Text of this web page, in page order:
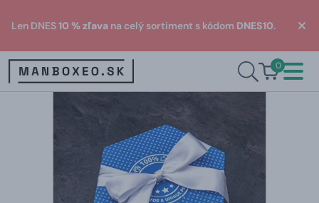
Len DNES10 % zľava na celý sortiment s kódom DNES10.
0